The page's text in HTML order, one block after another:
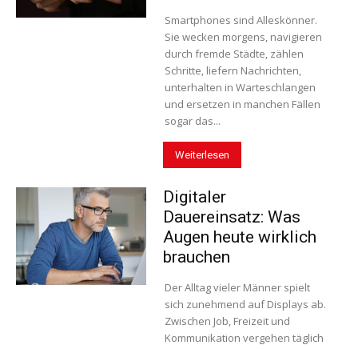
Smartphones sind Alleskönner.
Sie wecken morgens, navigieren
durch fremde Städte, zählen
Schritte, liefern Nachrichten,
unterhalten in Warteschlangen
und ersetzen in manchen Fällen
sogar das...
Weiterlesen
Digitaler
Dauereinsatz: Was
Augen heute wirklich
brauchen
Der Alltag vieler Männer spielt
sich zunehmend auf Displays ab.
Zwischen Job, Freizeit und
Kommunikation vergehen täglich